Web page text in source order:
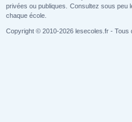
privées ou publiques. Consultez sous peu
chaque école.
Copyright © 2010-2026 lesecoles.fr - Tous